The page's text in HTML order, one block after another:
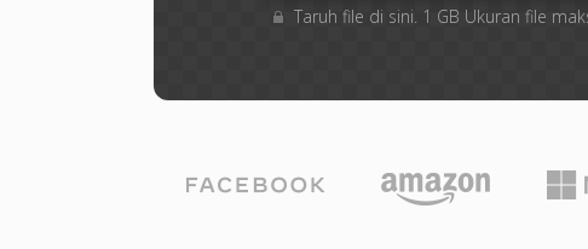
Taruh file di sini. 1 GB Ukuran file